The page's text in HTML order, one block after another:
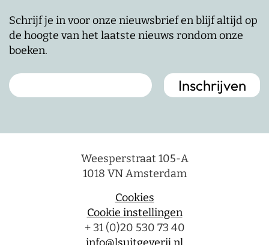
Schrijf je in voor onze nieuwsbrief en blijf altijd op
de hoogte van het laatste nieuws rondom onze
boeken.
Weesperstraat 105-A
1018 VN Amsterdam
Cookies
Cookie instellingen
+ 31 (0)20 530 73 40